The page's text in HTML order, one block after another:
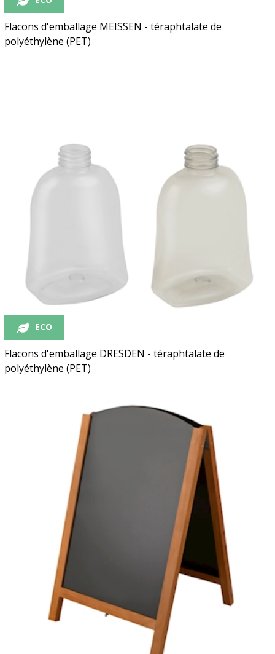
Flacons d'emballage MEISSEN - téraphtalate de
polyéthylène (PET)
ECO
Flacons d'emballage DRESDEN - téraphtalate de
polyéthylène (PET)